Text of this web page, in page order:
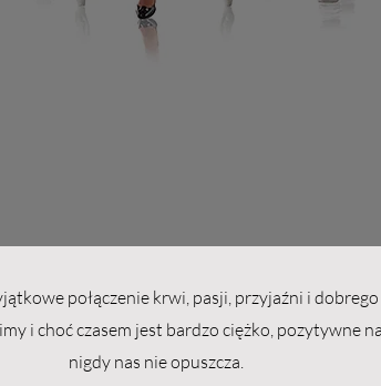
połączenie krwi, pasji, przyjaźni i
i choć czasem jest bardzo ciężko, pozytywne
nigdy nas nie opuszcza.